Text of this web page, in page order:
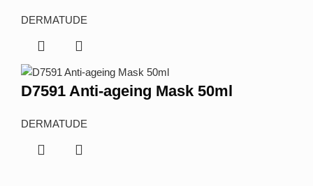
DERMATUDE
D7591 Anti-ageing Mask 50ml
DERMATUDE